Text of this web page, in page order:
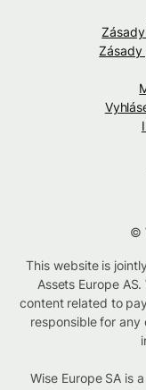
Zásady
©
This website is
Assets Europe
content related to
responsible for
Wise Europe SA is